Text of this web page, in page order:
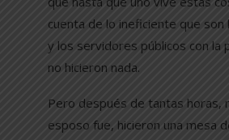
cuenta de lo ineficiente que son
y los servidores públicos con la
no hicieron nada.
Pero después de tantas horas,
esposo fue, hicieron una mesa